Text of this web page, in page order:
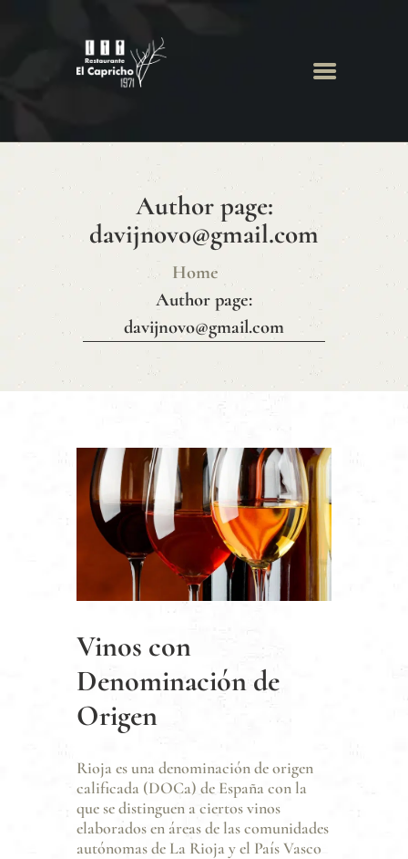
Author page:
davijnovo@gmail.com
Home
Author page:
davijnovo@gmail.com
INICIO
SOBRE NOSOTROS
CONTACTO
Vinos con
Denominación de
Origen
Rioja es una denominación de origen
calificada (DOCa) de España con la
que se distinguen a ciertos vinos
elaborados en áreas de las comunidades
autónomas de La Rioja y el País Vasco